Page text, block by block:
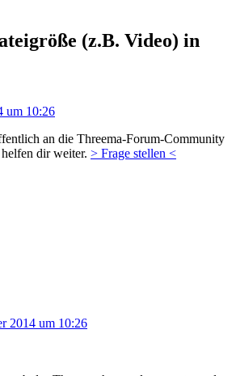
(z.B. Video) in
um 10:26
an die Threema-Forum-Community
dir weiter. > Frage stellen <
2014 um 10:26